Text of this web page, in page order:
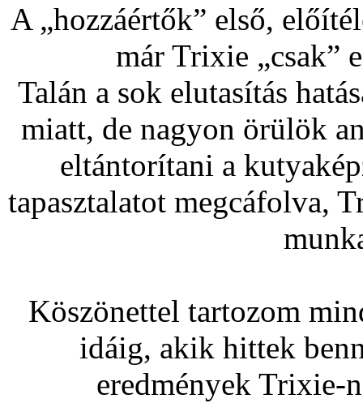
A „hozzáértők” első,
már Trixie „csak”
Talán a sok elutasítás
miatt, de nagyon örülök
eltántorítani a
tapasztalatot megcáfolva,
Köszönettel tartozom
idáig, akik hittek
eredmények Trixie-